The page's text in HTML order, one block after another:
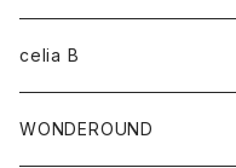
celia B
WONDEROUND